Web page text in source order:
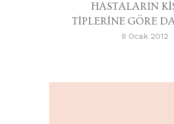
HASTALARIN
TİPLERİNE GÖRE
9 Ocak 2012